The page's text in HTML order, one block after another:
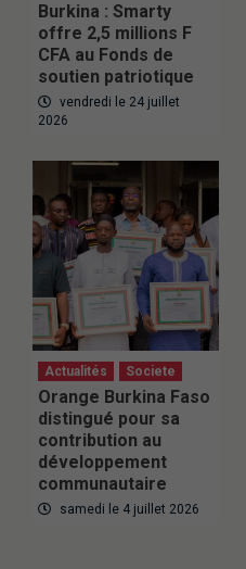
Burkina : Smarty
offre 2,5 millions F
CFA au Fonds de
soutien patriotique
vendredi le 24 juillet
2026
Actualités Societe
Orange Burkina Faso
distingué pour sa
contribution au
développement
communautaire
samedi le 4 juillet 2026